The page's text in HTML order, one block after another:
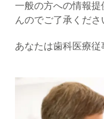
一般の方への情報
んのでご了承くださ
あなたは歯科医療従